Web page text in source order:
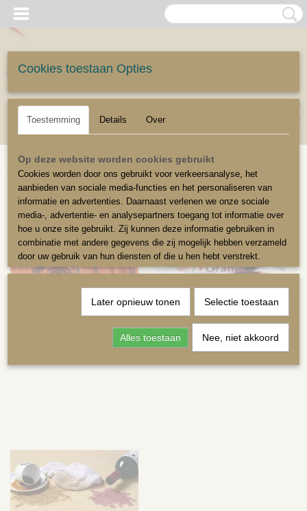
Inloggen Registreren
(0)
Home>Onderhoudsmiddelen
Cookies toestaan Opties
Toestemming Details Over
Op deze website worden cookies gebruikt
Cookies worden door ons gebruikt voor verkeersanalyse, het
aanbieden van sociale media-functies en het personaliseren van
informatie en advertenties. Daarnaast verlenen we onze sociale
media-, advertentie- en analysepartners toegang tot informatie over
hoe u onze site gebruikt. Zij kunnen deze informatie gebruiken in
combinatie met andere gegevens die zij mogelijk hebben verzameld
door uw gebruik van hun diensten of die u hen hebt verstrekt.
Later opnieuw tonen Selectie toestaan
Alles toestaan Nee, niet akkoord